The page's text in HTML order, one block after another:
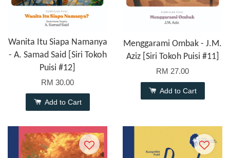
Wanita Itu Siapa Namanya
- A. Samad Said [Siri Tokoh
Puisi #12]
RM 30.00
Add to Cart
Menggarami Ombak - J.M.
Aziz [Siri Tokoh Puisi #11]
RM 27.00
Add to Cart